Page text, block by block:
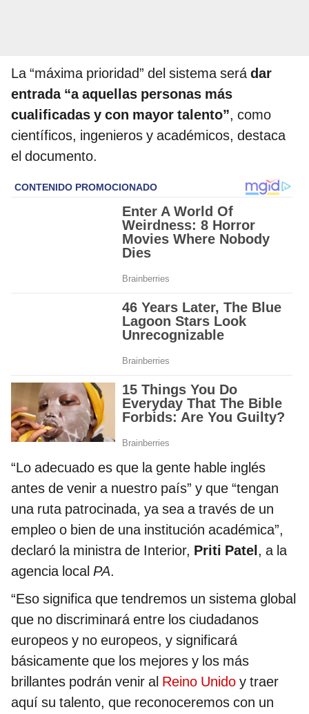
La “máxima prioridad” del sistema serádar
entrada “a aquellas personas más
cualificadas y con mayor talento”, como
científicos, ingenieros y académicos, destaca
el documento.
“Lo adecuado es que la gente hable inglés
antes de venir a nuestro país” y que “tengan
una ruta patrocinada, ya sea a través de un
empleo o bien de una institución académica”,
declaró la ministra de Interior, Priti Patel, a la
agencia local PA.
“Eso significa que tendremos un sistema global
que no discriminará entre los ciudadanos
europeos y no europeos, y significará
básicamente que los mejores y los más
brillantes podrán venir al Reino Unido y traer
aquí su talento, que reconoceremos con un